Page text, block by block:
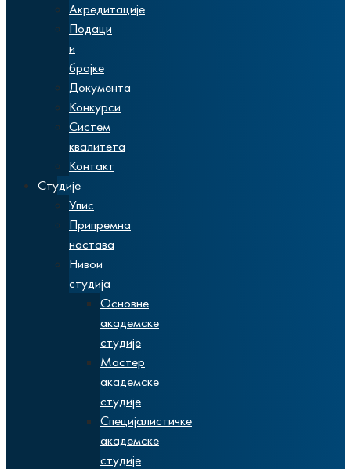
Акредитације
Подаци
и
бројке
Документа
Конкурси
Систем
квалитета
Контакт
Студије
Упис
Припремна
настава
Нивои
студија
Основне
академске
студије
Мастер
академске
студије
Специјалистичке
академске
студије